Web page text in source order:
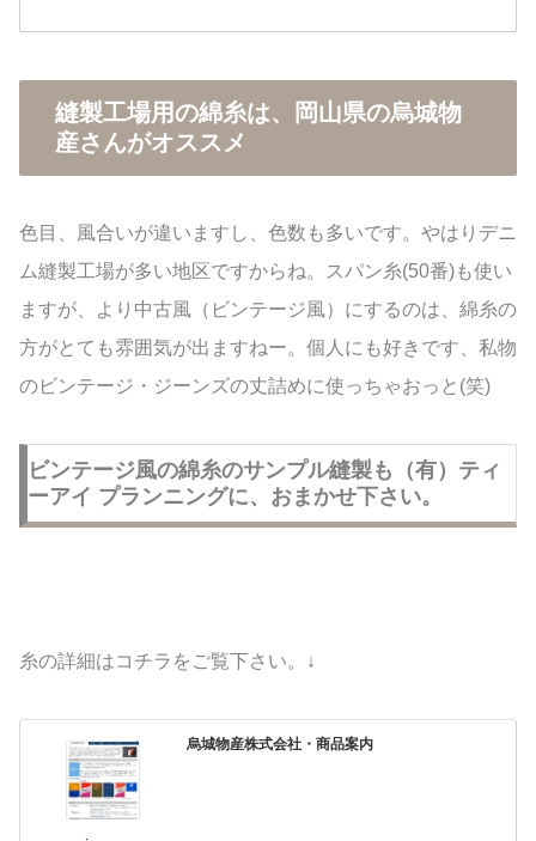
縫製工場用の綿糸は、岡山県の烏城物
産さんがオススメ
色目、風合いが違いますし、色数も多いです。やはりデニ
ム縫製工場が多い地区ですからね。スパン糸(50番)も使い
ますが、より中古風（ビンテージ風）にするのは、綿糸の
方がとても雰囲気が出ますねー。個人にも好きです、私物
のビンテージ・ジーンズの丈詰めに使っちゃおっと(笑)
ビンテージ風の綿糸のサンプル縫製も（有）ティ
ーアイ プランニングに、おまかせ下さい。
糸の詳細はコチラをご覧下さい。↓
烏城物産株式会社・商品案内